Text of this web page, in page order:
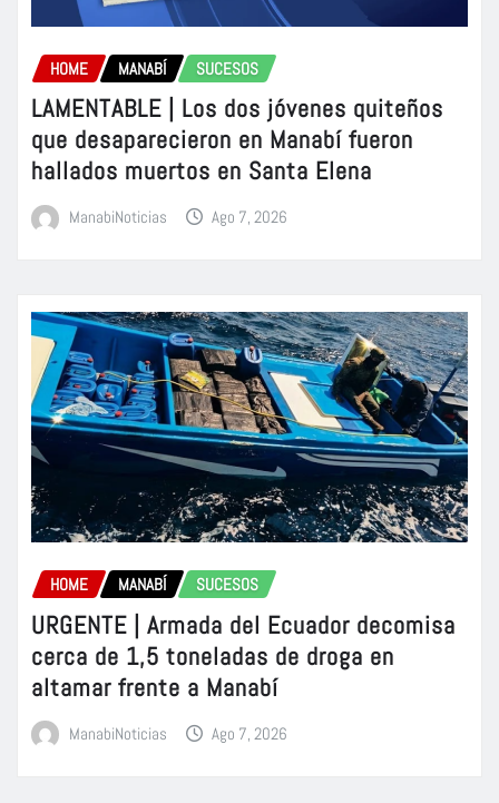
HOME MANABÍ SUCESOS
LAMENTABLE | Los dos jóvenes quiteños
que desaparecieron en Manabí fueron
hallados muertos en Santa Elena
ManabiNoticias Ago 7, 2026
HOME MANABÍ SUCESOS
URGENTE | Armada del Ecuador decomisa
cerca de 1,5 toneladas de droga en
altamar frente a Manabí
ManabiNoticias Ago 7, 2026